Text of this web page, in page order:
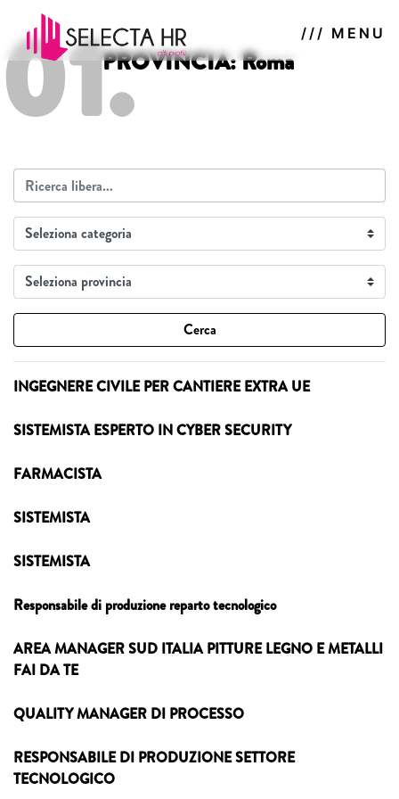
/// MENU
01.PROVINCIA: Roma
Cerca
INGEGNERE CIVILE PER CANTIERE EXTRA UE
SISTEMISTA ESPERTO IN CYBER SECURITY
FARMACISTA
SISTEMISTA
SISTEMISTA
Responsabile di produzione reparto tecnologico
AREA MANAGER SUD ITALIA PITTURE LEGNO E METALLI
FAI DA TE
QUALITY MANAGER DI PROCESSO
RESPONSABILE DI PRODUZIONE SETTORE
TECNOLOGICO